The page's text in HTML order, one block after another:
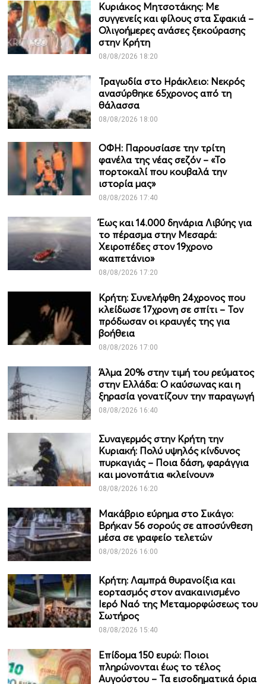
Κυριάκος Μητσοτάκης: Με
συγγενείς και φίλους στα Σφακιά –
Ολιγοήμερες ανάσες ξεκούρασης
στην Κρήτη
08/08/2026 18:20
Τραγωδία στο Ηράκλειο: Νεκρός
ανασύρθηκε 65χρονος από τη
θάλασσα
08/08/2026 18:00
ΟΦΗ: Παρουσίασε την τρίτη
φανέλα της νέας σεζόν – «Το
πορτοκαλί που κουβαλά την
ιστορία μας»
08/08/2026 17:40
Έως και 14.000 δηνάρια Λιβύης για
το πέρασμα στην Μεσαρά:
Χειροπέδες στον 19χρονο
«καπετάνιο»
08/08/2026 17:20
Κρήτη: Συνελήφθη 24χρονος που
κλείδωσε 17χρονη σε σπίτι – Τον
πρόδωσαν οι κραυγές της για
βοήθεια
08/08/2026 17:00
Άλμα 20% στην τιμή του ρεύματος
στην Ελλάδα: Ο καύσωνας και η
ξηρασία γονατίζουν την παραγωγή
08/08/2026 16:40
Συναγερμός στην Κρήτη την
Κυριακή: Πολύ υψηλός κίνδυνος
πυρκαγιάς – Ποια δάση, φαράγγια
και μονοπάτια «κλείνουν»
08/08/2026 16:20
Μακάβριο εύρημα στο Σικάγο:
Βρήκαν 56 σορούς σε αποσύνθεση
μέσα σε γραφείο τελετών
08/08/2026 16:00
Κρήτη: Λαμπρά θυρανοίξια και
εορτασμός στον ανακαινισμένο
Ιερό Ναό της Μεταμορφώσεως του
Σωτήρος
08/08/2026 15:40
Επίδομα 150 ευρώ: Ποιοι
πληρώνονται έως το τέλος
Αυγούστου – Τα εισοδηματικά όρια